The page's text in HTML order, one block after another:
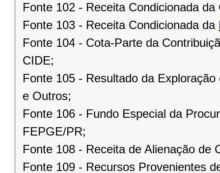
Fonte 102 - Receita Condicionada
Fonte 103 - Receita Condicionada da
Fonte 104 - Cota-Parte da
CIDE;
Fonte 105 - Resultado da
e Outros;
Fonte 106 - Fundo Especial da
FEPGE/PR;
Fonte 108 - Receita de Alienação de
Fonte 109 - Recursos Provenientes